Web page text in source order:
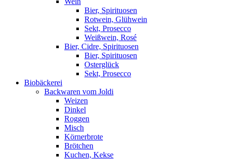
Bier, Spirituosen
Rotwein, Glühwein
Sekt, Prosecco
Weißwein, Rosé
Bier, Cidre, Spirituosen
Bier, Spirituosen
Osterglück
Sekt, Prosecco
Biobäckerei
Backwaren vom Joldi
Weizen
Dinkel
Roggen
Misch
Körnerbrote
Brötchen
Kuchen, Kekse